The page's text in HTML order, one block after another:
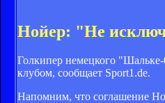
Нойер: "Не
Голкипер немецкого "Шальке-
клубом, сообщает Sport1.de.
Напомним, что соглашение